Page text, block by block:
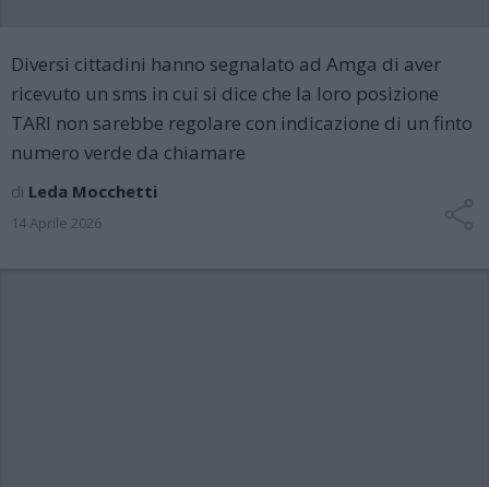
Diversi cittadini hanno segnalato ad Amga di aver
ricevuto un sms in cui si dice che la loro posizione
TARI non sarebbe regolare con indicazione di un finto
numero verde da chiamare
di Leda Mocchetti
14 Aprile 2026